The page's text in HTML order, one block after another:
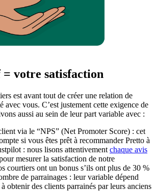
votre satisfaction
est avant tout de créer une relation de
avec vous. C’est justement cette exigence de
aussi au sein de leur part variable avec :
via le “NPS” (Net Promoter Score) : cet
si vous êtes prêt à recommander Pretto à
: nous lisons attentivement chaque avis
mesurer la satisfaction de notre
courtiers ont un bonus s’ils ont plus de 30 %
de parrainages : leur variable dépend
obtenir des clients parrainés par leurs anciens